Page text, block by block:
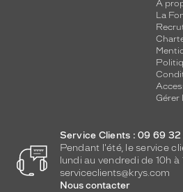
A
La
Gérer
Service Clients : 09 69
Pendant l'été, le service
lundi au vendredi de 10h à
serviceclients@krys.com
Nous contacter